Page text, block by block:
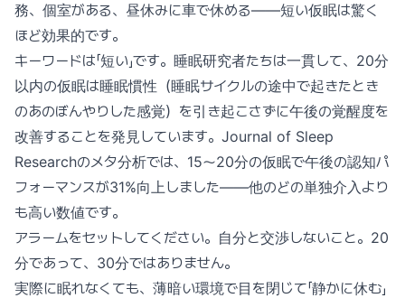
務、個室がある、昼休みに車で休める——短い仮眠は驚く
ほど効果的です。
キーワードは「短い」です。睡眠研究者たちは一貫して、20分
以内の仮眠は睡眠慣性（睡眠サイクルの途中で起きたとき
のあのぼんやりした感覚）を引き起こさずに午後の覚醒度を
改善することを発見しています。Journal of Sleep
Researchのメタ分析では、15〜20分の仮眠で午後の認知パ
フォーマンスが31%向上しました——他のどの単独介入より
も高い数値です。
アラームをセットしてください。自分と交渉しないこと。20
分であって、30分ではありません。
実際に眠れなくても、薄暗い環境で目を閉じて「静かに休む」